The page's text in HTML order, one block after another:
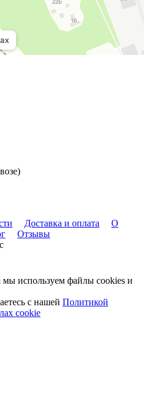
Доставка и оплата
О
Отзывы
мы используем файлы cookies и
с нашей Политикой
cookie